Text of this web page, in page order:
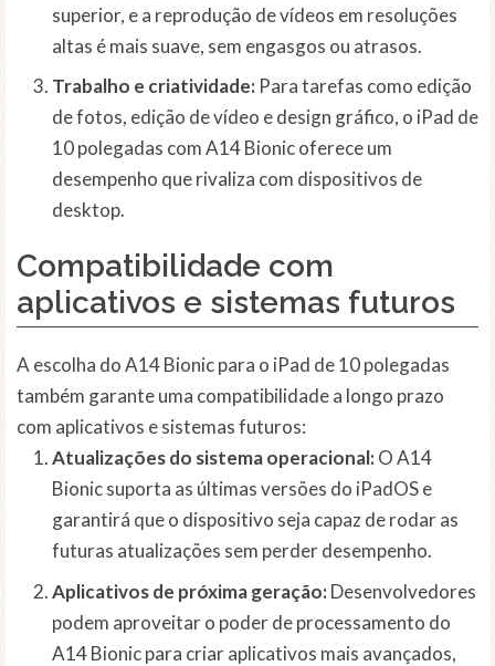
superior, e a reprodução de vídeos em resoluções
altas é mais suave, sem engasgos ou atrasos.
Trabalho e criatividade: Para tarefas como edição
de fotos, edição de vídeo e design gráfico, o iPad de
10 polegadas com A14 Bionic oferece um
desempenho que rivaliza com dispositivos de
desktop.
Compatibilidade com
aplicativos e sistemas futuros
A escolha do A14 Bionic para o iPad de 10 polegadas
também garante uma compatibilidade a longo prazo
com aplicativos e sistemas futuros:
Atualizações do sistema operacional:O A14
Bionic suporta as últimas versões do iPadOS e
garantirá que o dispositivo seja capaz de rodar as
futuras atualizações sem perder desempenho.
Aplicativos de próxima geração:Desenvolvedores
podem aproveitar o poder de processamento do
A14 Bionic para criar aplicativos mais avançados,